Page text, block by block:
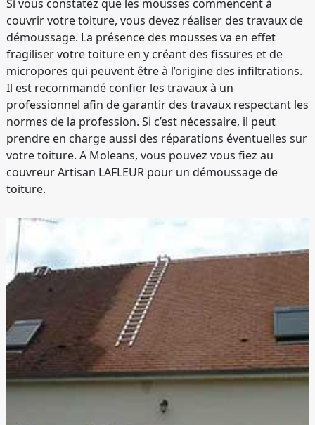
Si vous constatez que les mousses commencent à
couvrir votre toiture, vous devez réaliser des travaux de
démoussage. La présence des mousses va en effet
fragiliser votre toiture en y créant des fissures et de
micropores qui peuvent être à l’origine des infiltrations.
Il est recommandé confier les travaux à un
professionnel afin de garantir des travaux respectant les
normes de la profession. Si c’est nécessaire, il peut
prendre en charge aussi des réparations éventuelles sur
votre toiture. A Moleans, vous pouvez vous fiez au
couvreur Artisan LAFLEUR pour un démoussage de
toiture.